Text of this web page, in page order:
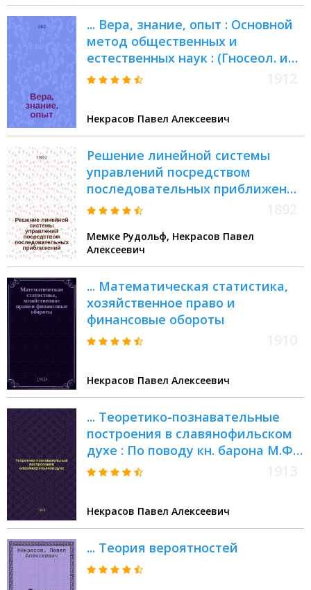
... Вера, знание, опыт : Основной
метод общественных и
естественных наук : (Гносеол. и
номогр. очерк)
Некрасов Павел Алексеевич
Решение линейной системы
управлений посредством
последовательных приближений
: (Из переписки проф. Некрасова
Мемке Рудольф, Некрасов Павел
Алексеевич
... Математическая статистика,
хозяйственное право и
финансовые обороты
Некрасов Павел Алексеевич
... Теоретико-познавательные
построения в славянофильском
духе : По поводу кн. барона М.Ф.
Таубе: "Познаниеведение
славянофильства". Петроград.
1912
Некрасов Павел Алексеевич
... Теория вероятностей